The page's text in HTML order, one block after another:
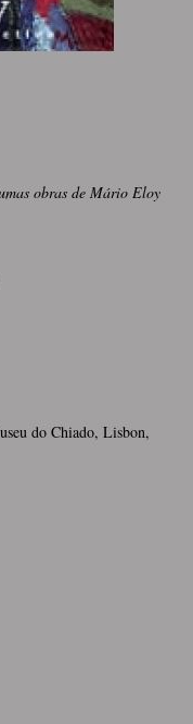
obras de Mário Eloy
do Chiado, Lisbon,